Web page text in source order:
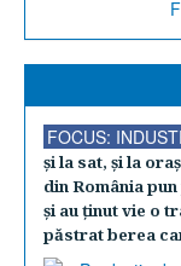
FOCUS:
şi la sat, şi la
din România
şi au ţinut vie o
păstrat berea